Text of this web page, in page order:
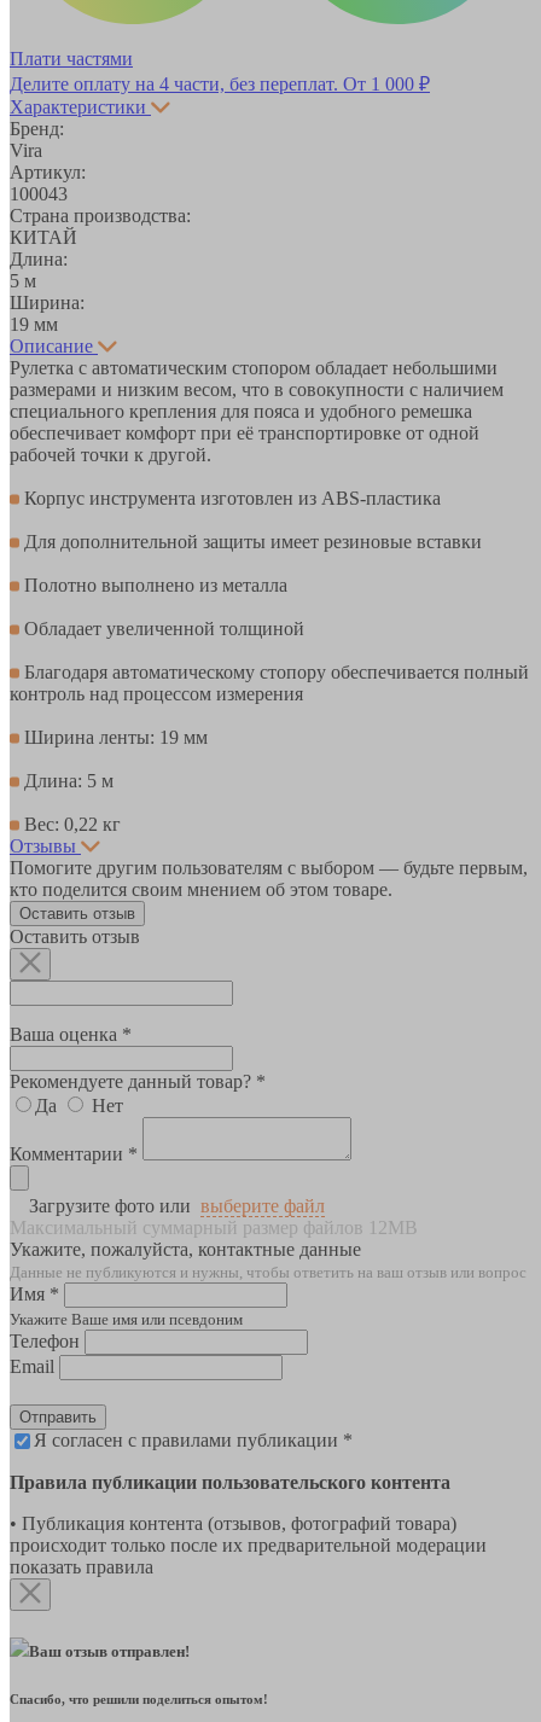
Плати частями
Делите оплату на 4 части, без переплат. От 1 000 ₽
Характеристики
Бренд:
Vira
Артикул:
100043
Страна производства:
КИТАЙ
Длина:
5 м
Ширина:
19 мм
Описание
Рулетка с автоматическим стопором обладает небольшими
размерами и низким весом, что в совокупности с наличием
специального крепления для пояса и удобного ремешка
обеспечивает комфорт при её транспортировке от одной
рабочей точки к другой.
Корпус инструмента изготовлен из ABS-пластика
Для дополнительной защиты имеет резиновые вставки
Полотно выполнено из металла
Обладает увеличенной толщиной
Благодаря автоматическому стопору обеспечивается полный
контроль над процессом измерения
Ширина ленты: 19 мм
Длина: 5 м
Вес: 0,22 кг
Отзывы
Помогите другим пользователям с выбором — будьте первым,
кто поделится своим мнением об этом товаре.
Оставить отзыв
Оставить отзыв
Ваша оценка *
Рекомендуете данный товар? *
Да
Нет
Комментарии *
Загрузите фото или выберите файл
Максимальный суммарный размер файлов 12MB
Укажите, пожалуйста, контактные данные
Данные не публикуются и нужны, чтобы ответить на ваш отзыв или вопрос
Имя *
Укажите Ваше имя или псевдоним
Телефон
Email
Отправить
Я согласен с правилами публикации *
Правила публикации пользовательского контента
• Публикация контента (отзывов, фотографий товара)
происходит только после их предварительной модерации
показать правила
Ваш отзыв отправлен!
Спасибо, что решили поделиться опытом!